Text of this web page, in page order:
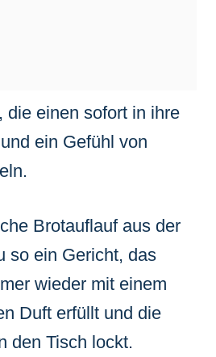
die einen sofort in ihre
ein Gefühl von
Brotauflauf aus der
so ein Gericht, das
wieder mit einem
Duft erfüllt und die
den Tisch lockt.